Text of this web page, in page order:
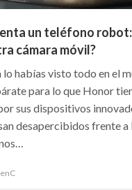
un teléfono robot:
cámara móvil?
lo habías visto todo en el
para lo que Honor
sus dispositivos
desapercibidos frente a